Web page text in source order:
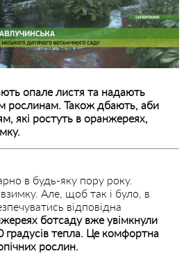
опале листя та надають
рослинам. Також дбають, аби
які ростуть в оранжереях,
в будь-яку пору року.
Але, щоб так і було, в
відповідна
ботсаду вже увімкнули
градусів тепла. Це комфортна
рослин.